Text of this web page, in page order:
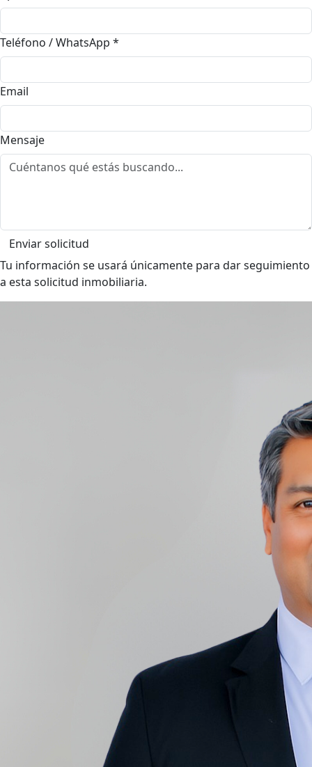
Teléfono / WhatsApp *
Email
Mensaje
Enviar solicitud
Tu información se usará únicamente para dar seguimiento
a esta solicitud inmobiliaria.